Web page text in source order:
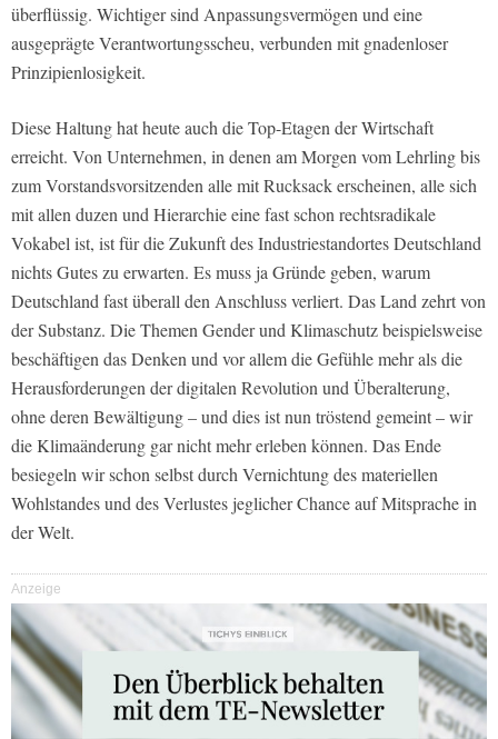
überflüssig. Wichtiger sind Anpassungsvermögen und eine
ausgeprägte Verantwortungsscheu, verbunden mit gnadenloser
Prinzipienlosigkeit.
Diese Haltung hat heute auch die Top-Etagen der Wirtschaft
erreicht. Von Unternehmen, in denen am Morgen vom Lehrling bis
zum Vorstandsvorsitzenden alle mit Rucksack erscheinen, alle sich
mit allen duzen und Hierarchie eine fast schon rechtsradikale
Vokabel ist, ist für die Zukunft des Industriestandortes Deutschland
nichts Gutes zu erwarten. Es muss ja Gründe geben, warum
Deutschland fast überall den Anschluss verliert. Das Land zehrt von
der Substanz. Die Themen Gender und Klimaschutz beispielsweise
beschäftigen das Denken und vor allem die Gefühle mehr als die
Herausforderungen der digitalen Revolution und Überalterung,
ohne deren Bewältigung – und dies ist nun tröstend gemeint – wir
die Klimaänderung gar nicht mehr erleben können. Das Ende
besiegeln wir schon selbst durch Vernichtung des materiellen
Wohlstandes und des Verlustes jeglicher Chance auf Mitsprache in
der Welt.
Anzeige